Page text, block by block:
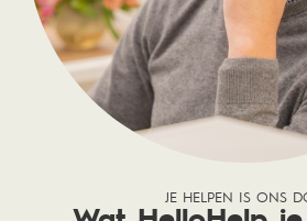
JE HELPEN IS ONS